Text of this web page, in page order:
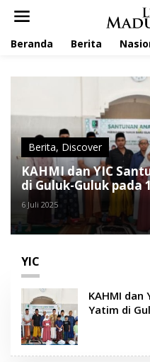
Beranda Berita
Berita, Discover
KAHMI dan YIC
di Guluk-Guluk pada
6 Juli 2025
YIC
KAHMI dan
Yatim di